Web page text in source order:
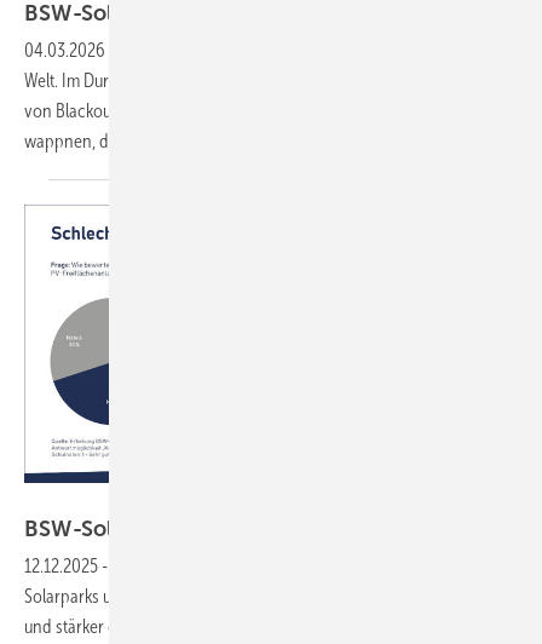
BSW-Solar: Solarer Notstrom stützt
04.03.2026
Welt. Im Durchschnitt ist ein Haushalt nur rund zwölf Minuten im Jahr
von Blackout betroffen. Dennoch sollte man sich gegen Stromausfälle
wappnen, denn Schäden können teuer
BSW-Solar: Schlechte Noten für
12.12.2025 -
Solarparks und Großspeichern dringend vereinfacht, vereinheitlicht
und stärker digitalisiert werden. Dies ist die Kernaussage einer